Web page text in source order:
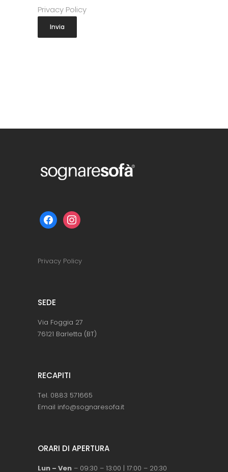
Privacy Policy
facebookinstagram
Privacy Policy
SEDE
Via Foggia 27
76121 Barletta (BT)
RECAPITI
Tel. 0883 571665
Email info@sognaresofa.it
ORARI DI APERTURA
Lun – Ven – 09:30 – 13:00 | 17:00 – 20:30